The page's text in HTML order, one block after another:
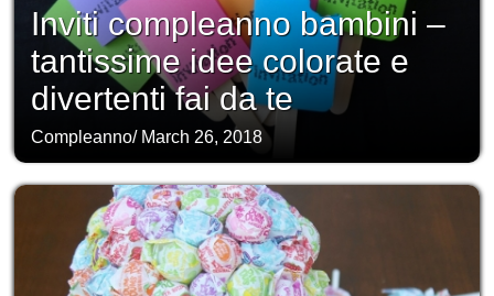
Inviti compleanno bambini –
tantissime idee colorate e
divertenti fai da te
Compleanno/ March 26, 2018